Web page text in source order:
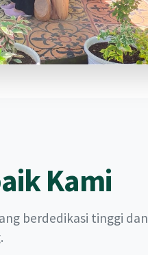
Kami
berdedikasi tinggi dan